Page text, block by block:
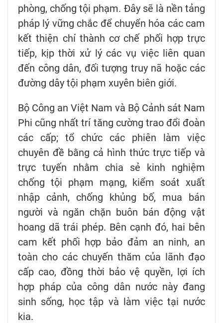
phòng, chống tội phạm. Đây sẽ là nền tảng
pháp lý vững chắc để chuyển hóa các cam
kết thiện chí thành cơ chế phối hợp trực
tiếp, kịp thời xử lý các vụ việc liên quan
đến công dân, đối tượng truy nã hoặc các
đường dây tội phạm xuyên biên giới.
Bộ Công an Việt Nam và Bộ Cảnh sát Nam
Phi cũng nhất trí tăng cường trao đổi đoàn
các cấp; tổ chức các phiên làm việc
chuyên đề bằng cả hình thức trực tiếp và
trực tuyến nhằm chia sẻ kinh nghiệm
chống tội phạm mạng, kiểm soát xuất
nhập cảnh, chống khủng bố, mua bán
người và ngăn chặn buôn bán động vật
hoang dã trái phép. Bên cạnh đó, hai bên
cam kết phối hợp bảo đảm an ninh, an
toàn cho các chuyến thăm của lãnh đạo
cấp cao, đồng thời bảo vệ quyền, lợi ích
hợp pháp của công dân nước này đang
sinh sống, học tập và làm việc tại nước
kia.